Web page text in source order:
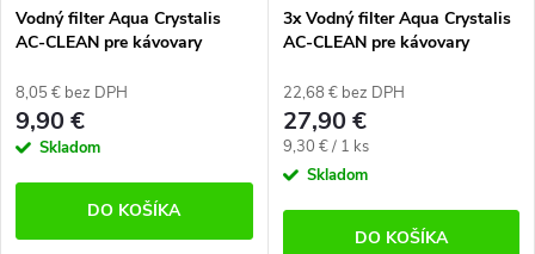
Vodný filter Aqua Crystalis
AC-CLEAN pre kávovary
(náhrada filtra AquaClean)
8,05 € bez DPH
9,90 €
Skladom
DO KOŠÍKA
3x Vodný filter Aqua Crystalis
AC-CLEAN pre kávovary
(náhrada filtra AquaClean)
22,68 € bez DPH
27,90 €
Jednotková
cena:
9,30 € / 1 ks
Skladom
DO KOŠÍKA